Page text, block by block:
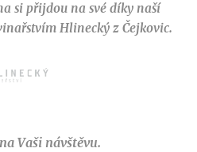
si přijdou na své díky naší
Hlinecký z Čejkovic.
Vaši návštěvu.